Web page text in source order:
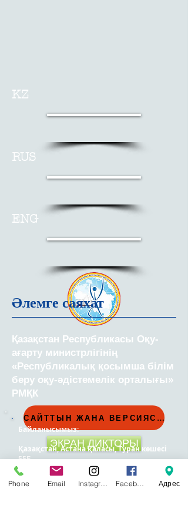
KZ
RUS
ENG
Қазақстан Республикасы Оқу-
ағарту министрлігінің
«Республикалық қосымша білім
беру оқу-әдістемелік орталығы»
РМҚК
САЙТТЫН ЖАНА ВЕРСИЯСЫ
ЭКРАН ДИКТОРЫ
Әлемге саяхат
Байланысымыз:
Қазақстан, Астана қаласы, Туранкөшесі
55Б
Қабылдау бөлімі:
8 (7172) 57-41-49
Ақпараттық-аналитикалық бөлімі:
57-41-60
Phone Email Адрес